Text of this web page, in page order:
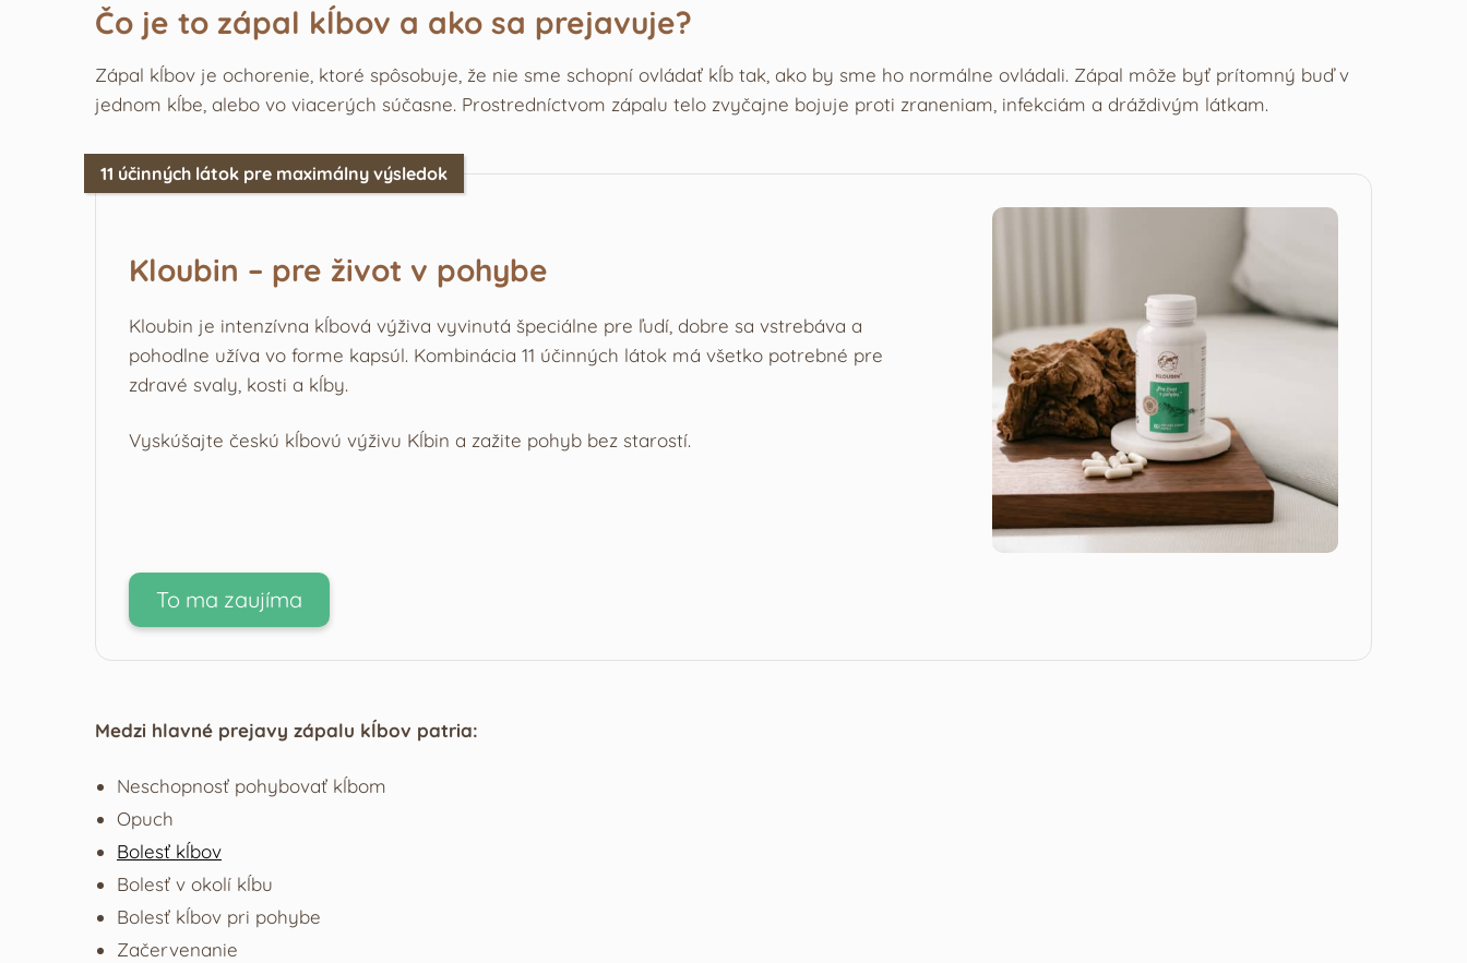
Čo je to zápal kĺbov a ako sa prejavuje?
Zápal kĺbov je ochorenie, ktoré spôsobuje, že nie sme schopní ovládať kĺb tak, ako by sme ho normálne ovládali. Zápal môže byť prítomný buď v
jednom kĺbe, alebo vo viacerých súčasne. Prostredníctvom zápalu telo zvyčajne bojuje proti zraneniam, infekciám a dráždivým látkam.
11 účinných látok pre maximálny výsledok
Kloubin – pre život v pohybe
Kloubin je intenzívna kĺbová výživa vyvinutá špeciálne pre ľudí, dobre sa vstrebáva a
pohodlne užíva vo forme kapsúl. Kombinácia 11 účinných látok má všetko potrebné pre
zdravé svaly, kosti a kĺby.
Vyskúšajte českú kĺbovú výživu Kĺbin a zažite pohyb bez starostí.
To ma zaujíma
Medzi hlavné prejavy zápalu kĺbov patria:
Neschopnosť pohybovať kĺbom
Opuch
Bolesť kĺbov
Bolesť v okolí kĺbu
Bolesť kĺbov pri pohybe
Začervenanie